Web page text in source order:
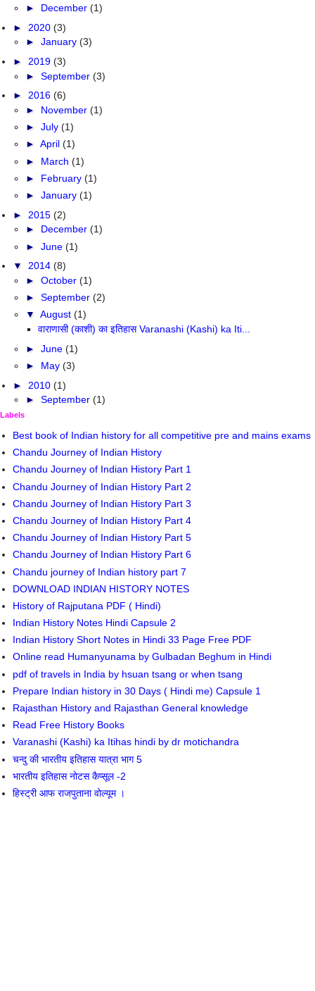
► December (1)
► 2020 (3)
► January (3)
► 2019 (3)
► September (3)
► 2016 (6)
► November (1)
► July (1)
► April (1)
► March (1)
► February (1)
► January (1)
► 2015 (2)
► December (1)
► June (1)
▼ 2014 (8)
► October (1)
► September (2)
▼ August (1)
वाराणासी (काशी) का इतिहास Varanashi (Kashi) ka Iti...
► June (1)
► May (3)
► 2010 (1)
► September (1)
Labels
Best book of Indian history for all competitive pre and mains exams
Chandu Journey of Indian History
Chandu Journey of Indian History Part 1
Chandu Journey of Indian History Part 2
Chandu Journey of Indian History Part 3
Chandu Journey of Indian History Part 4
Chandu Journey of Indian History Part 5
Chandu Journey of Indian History Part 6
Chandu journey of Indian history part 7
DOWNLOAD INDIAN HISTORY NOTES
History of Rajputana PDF ( Hindi)
Indian History Notes Hindi Capsule 2
Indian History Short Notes in Hindi 33 Page Free PDF
Online read Humanyunama by Gulbadan Beghum in Hindi
pdf of travels in India by hsuan tsang or when tsang
Prepare Indian history in 30 Days ( Hindi me) Capsule 1
Rajasthan History and Rajasthan General knowledge
Read Free History Books
Varanashi (Kashi) ka Itihas hindi by dr motichandra
चन्दु की भारतीय इतिहास यात्रा भाग 5
भारतीय इतिहास नोटस कैप्सूल -2
हिस्ट्री आफ राजपुताना वोल्यूम ।